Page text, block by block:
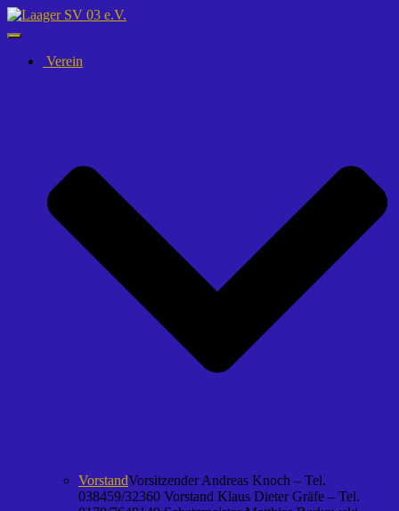
Navigation
umschalten
Verein
VorstandVorsitzender Andreas Knoch – Tel.
038459/32360 Vorstand Klaus Dieter Gräfe – Tel.